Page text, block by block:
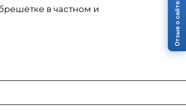
в частном и
Отзыв о сайте